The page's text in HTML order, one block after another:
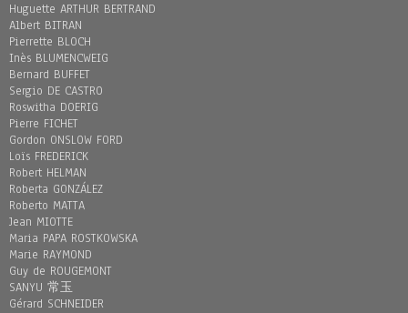
Huguette ARTHUR BERTRAND
Albert BITRAN
Pierrette BLOCH
Inès BLUMENCWEIG
Bernard BUFFET
Sergio DE CASTRO
Roswitha DOERIG
Pierre FICHET
Gordon ONSLOW FORD
Loïs FREDERICK
Robert HELMAN
Roberta GONZÁLEZ
Roberto MATTA
Jean MIOTTE
Maria PAPA ROSTKOWSKA
Marie RAYMOND
Guy de ROUGEMONT
SANYU 常玉
Gérard SCHNEIDER